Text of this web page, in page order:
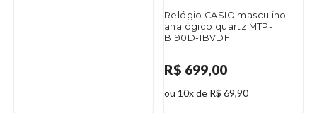
Relógio CASIO masculino
analógico quartz MTP-
B190D-1BVDF
R$ 699,00
ou 10x de R$ 69,90